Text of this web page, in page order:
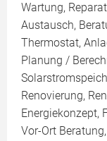
Wartung,
Austausch,
Thermostat,
Planung /
Renovierung,
Energiekonzept,
Vor-Ort